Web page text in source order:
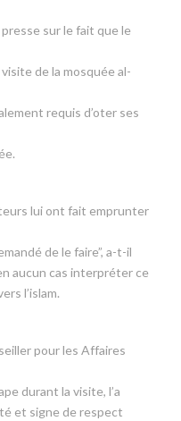
sur le fait que le
de la mosquée al-
requis d’oter ses
lui ont fait emprunter
de le faire”, a-t-il
aucun cas interpréter ce
l’islam.
pour les Affaires
durant la visite, l’a
et signe de respect